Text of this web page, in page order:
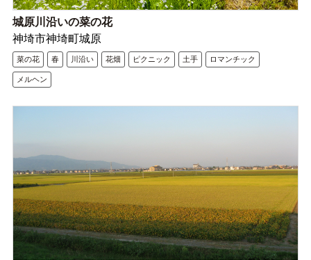
城原川沿いの菜の花
神埼市神埼町城原
菜の花 春 川沿い 花畑 ピクニック 土手 ロマンチック
メルヘン